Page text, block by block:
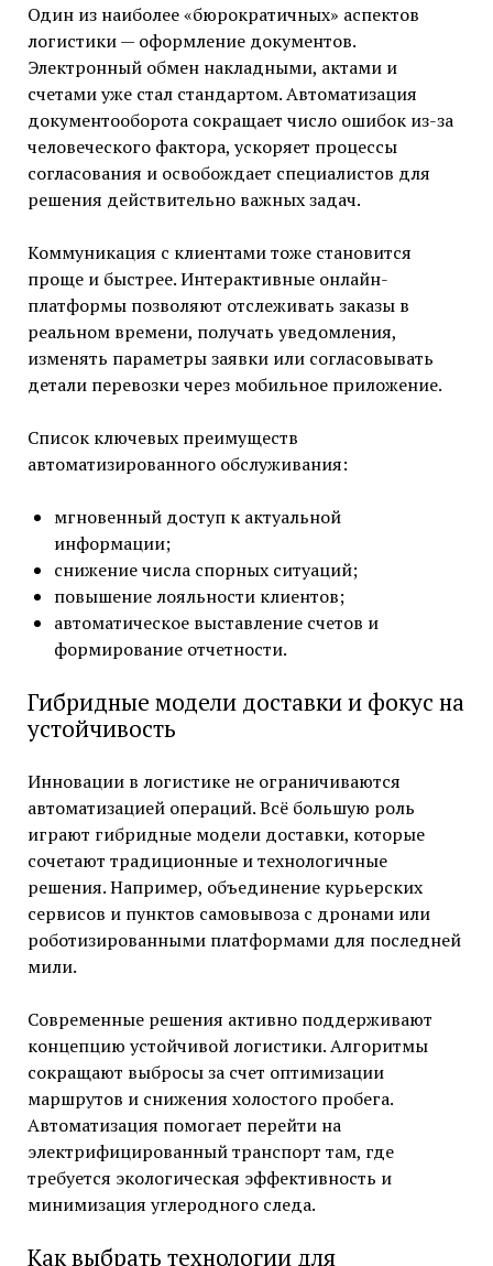
Один из наиболее «бюрократичных» аспектов
логистики — оформление документов.
Электронный обмен накладными, актами и
счетами уже стал стандартом. Автоматизация
документооборота сокращает число ошибок из-за
человеческого фактора, ускоряет процессы
согласования и освобождает специалистов для
решения действительно важных задач.
Коммуникация с клиентами тоже становится
проще и быстрее. Интерактивные онлайн-
платформы позволяют отслеживать заказы в
реальном времени, получать уведомления,
изменять параметры заявки или согласовывать
детали перевозки через мобильное приложение.
Список ключевых преимуществ
автоматизированного обслуживания:
мгновенный доступ к актуальной
информации;
снижение числа спорных ситуаций;
повышение лояльности клиентов;
автоматическое выставление счетов и
формирование отчетности.
Гибридные модели доставки и фокус на
устойчивость
Инновации в логистике не ограничиваются
автоматизацией операций. Всё большую роль
играют гибридные модели доставки, которые
сочетают традиционные и технологичные
решения. Например, объединение курьерских
сервисов и пунктов самовывоза с дронами или
роботизированными платформами для последней
мили.
Современные решения активно поддерживают
концепцию устойчивой логистики. Алгоритмы
сокращают выбросы за счет оптимизации
маршрутов и снижения холостого пробега.
Автоматизация помогает перейти на
электрифицированный транспорт там, где
требуется экологическая эффективность и
минимизация углеродного следа.
Как выбрать технологии для